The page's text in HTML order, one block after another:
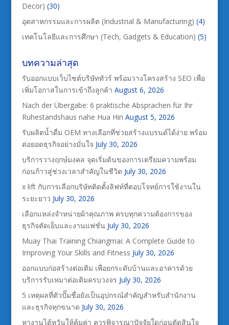
Decor) (30)
อุตสาหกรรมและการผลิต (Industrial & Manufacturing) (4)
เทคโนโลยีและการศึกษา (Tech, Gadgets & Education) (5)
บทความล่าสุด
รับออกแบบเว็บไซต์บริษัททัวร์ พร้อมวางโครงสร้าง SEO เพื่อ
เพิ่มโอกาสในการเข้าถึงลูกค้า August 6, 2026
Nach der Übergabe: 6 praktische Absprachen für Ihr
Ruhestandshaus nahe Hua Hin August 5, 2026
รับผลิตน้ำดื่ม OEM ทางเลือกที่ช่วยสร้างแบรนด์ได้ง่าย พร้อม
ต่อยอดธุรกิจอย่างมั่นใจ July 30, 2026
บริการวางฤกษ์มงคล จุดเริ่มต้นของการเตรียมความพร้อม
ก่อนก้าวสู่ช่วงเวลาสำคัญในชีวิต July 30, 2026
x lift กับการเลือกบริษัทติดตั้งลิฟท์ที่ตอบโจทย์การใช้งานใน
ระยะยาว July 30, 2026
เลือกแหล่งจำหน่ายผ้าคุณภาพ ครบทุกความต้องการของ
ธุรกิจตัดเย็บและงานแฟชั่น July 30, 2026
Muay Thai Training Chiangmai: A Complete Guide to
Improving Your Skills and Fitness July 30, 2026
ออกแบบก่อสร้างต่อเติม เพื่อยกระดับบ้านและอาคารด้วย
บริการรับเหมาต่อเติมครบวงจร July 30, 2026
5 เหตุผลที่ตัวปั๊มชื่อยังเป็นอุปกรณ์สำคัญสำหรับสำนักงาน
และธุรกิจทุกขนาด July 30, 2026
หางานไต้หวันให้คุ้มค่า ควรพิจารณาปัจจัยใดก่อนตัดสินใจ